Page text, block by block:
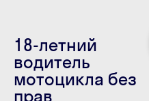
18-летний
водитель
мотоцикла без
прав